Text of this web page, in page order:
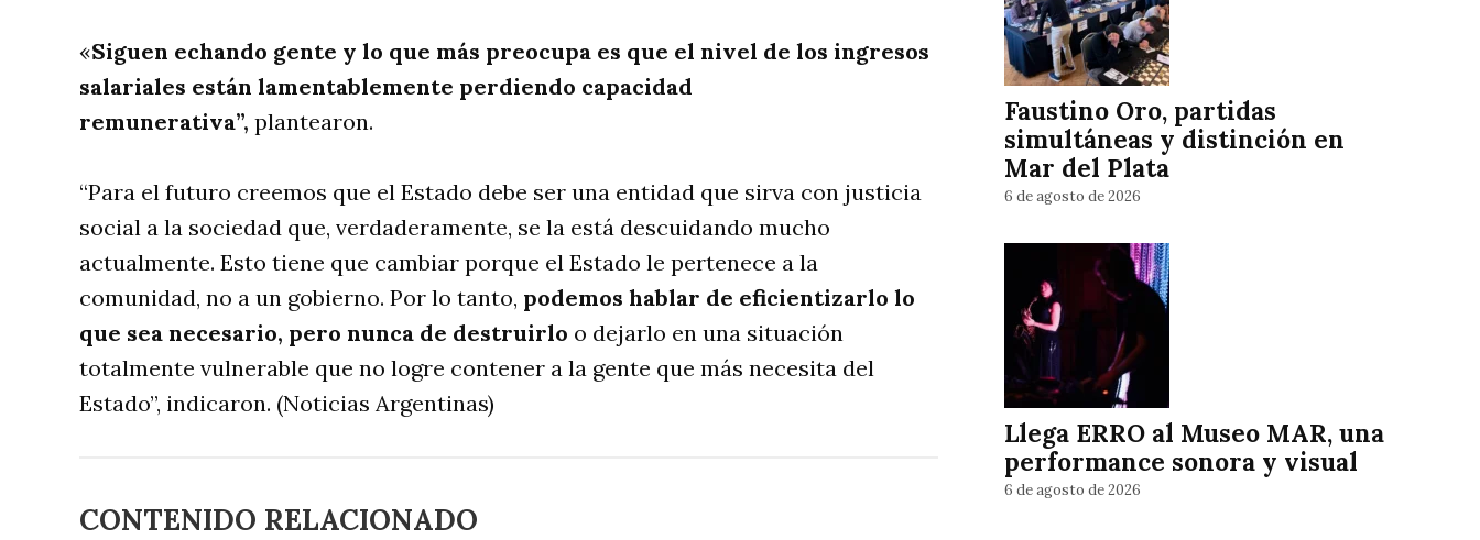
«Siguen echando gente y lo que más preocupa es que el nivel de los ingresos
salariales están lamentablemente perdiendo capacidad
remunerativa”, plantearon.
“Para el futuro creemos que el Estado debe ser una entidad que sirva con justicia
social a la sociedad que, verdaderamente, se la está descuidando mucho
actualmente. Esto tiene que cambiar porque el Estado le pertenece a la
comunidad, no a un gobierno. Por lo tanto, podemos hablar de eficientizarlo lo
que sea necesario, pero nunca de destruirlo o dejarlo en una situación
totalmente vulnerable que no logre contener a la gente que más necesita del
Estado”, indicaron. (Noticias Argentinas)
CONTENIDO RELACIONADO
Faustino Oro, partidas
simultáneas y distinción en
Mar del Plata
6 de agosto de 2026
Llega ERRO al Museo MAR, una
performance sonora y visual
6 de agosto de 2026